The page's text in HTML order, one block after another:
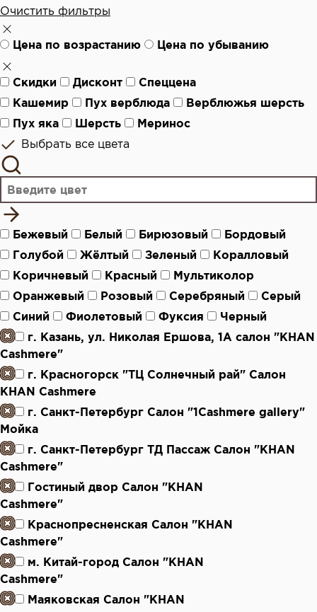
Очистить фильтры
Цена по возрастанию Цена по убыванию
Скидки Дисконт
Спеццена
Кашемир
Пух верблюда
Верблюжья шерсть
Пух яка
Шерсть
Меринос
Выбрать все цвета
Бежевый Белый Бирюзовый
Бордовый
Голубой
Жёлтый Зеленый
Коралловый
Коричневый
Красный
Мультиколор
Оранжевый
Розовый Серебряный
Серый
Синий
Фиолетовый Фуксия
Черный
г. Казань, ул. Николая Ершова, 1А салон "KHAN
Cashmere"
г. Красногорск "ТЦ Солнечный рай" Салон
KHAN Cashmere
г. Санкт-Петербург Салон "1Cashmere gallery"
Мойка
г. Санкт-Петербург ТД Пассаж Салон "KHAN
Cashmere"
Гостиный двор Салон "KHAN
Cashmere"
Краснопресненская Салон "KHAN
Cashmere"
м. Китай-город Салон "KHAN
Cashmere"
Маяковская Салон "KHAN